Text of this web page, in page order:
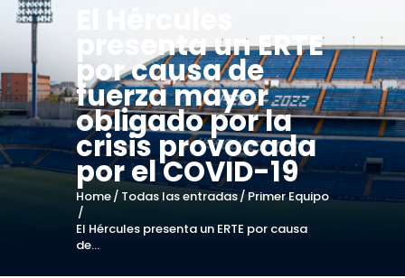
El Hércules
presenta un ERTE
por causa de
fuerza mayor
obligado por la
crisis provocada
por el COVID-19
Home Todas las entradas Primer Equipo
El Hércules presenta un ERTE por causa
de...